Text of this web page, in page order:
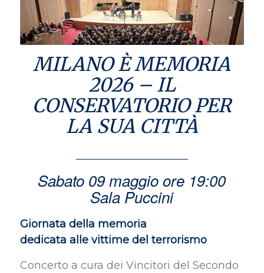
MILANO È MEMORIA
2026 – IL
CONSERVATORIO PER
LA SUA CITTÀ
Sabato 09 maggio ore 19:00
Sala Puccini
Giornata della memoria
dedicata alle vittime del terrorismo
Concerto a cura dei Vincitori del Secondo